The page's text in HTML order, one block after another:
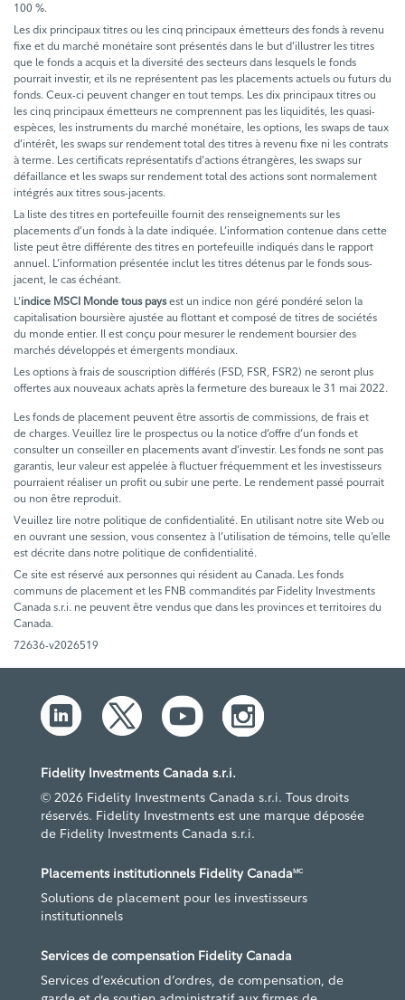
100 %.
Les dix principaux titres ou les cinq principaux émetteurs des fonds à revenu
fixe et du marché monétaire sont présentés dans le but d’illustrer les titres
que le fonds a acquis et la diversité des secteurs dans lesquels le fonds
pourrait investir, et ils ne représentent pas les placements actuels ou futurs du
fonds. Ceux-ci peuvent changer en tout temps. Les dix principaux titres ou
les cinq principaux émetteurs ne comprennent pas les liquidités, les quasi-
espèces, les instruments du marché monétaire, les options, les swaps de taux
d’intérêt, les swaps sur rendement total des titres à revenu fixe ni les contrats
à terme. Les certificats représentatifs d’actions étrangères, les swaps sur
défaillance et les swaps sur rendement total des actions sont normalement
intégrés aux titres sous-jacents.
La liste des titres en portefeuille fournit des renseignements sur les
placements d’un fonds à la date indiquée. L’information contenue dans cette
liste peut être différente des titres en portefeuille indiqués dans le rapport
annuel. L’information présentée inclut les titres détenus par le fonds sous-
jacent, le cas échéant.
L’indice MSCI Monde tous paysest un indice non géré pondéré selon la
capitalisation boursière ajustée au flottant et composé de titres de sociétés
du monde entier. Il est conçu pour mesurer le rendement boursier des
marchés développés et émergents mondiaux.
Les options à frais de souscription différés (FSD, FSR, FSR2) ne seront plus
offertes aux nouveaux achats après la fermeture des bureaux le 31 mai 2022.
Les fonds de placement peuvent être assortis de commissions, de frais et
de charges. Veuillez lire le prospectus ou la notice d’offre d’un fonds et
consulter un conseiller en placements avant d’investir. Les fonds ne sont pas
garantis, leur valeur est appelée à fluctuer fréquemment et les investisseurs
pourraient réaliser un profit ou subir une perte. Le rendement passé pourrait
ou non être reproduit.
Veuillez lire notre politique de confidentialité. En utilisant notre site Web ou
en ouvrant une session, vous consentez à l’utilisation de témoins, telle qu’elle
est décrite dans notre politique de confidentialité.
Ce site est réservé aux personnes qui résident au Canada. Les fonds
communs de placement et les FNB commandités par Fidelity Investments
Canada s.r.i. ne peuvent être vendus que dans les provinces et territoires du
Canada.
72636-v2026519
Fidelity Investments Canada s.r.i.
© 2026 Fidelity Investments Canada s.r.i. Tous droits
réservés. Fidelity Investments est une marque déposée
de Fidelity Investments Canada s.r.i.
Placements institutionnels Fidelity CanadaMC
Solutions de placement pour les investisseurs
institutionnels
Services de compensation Fidelity Canada
Services d’exécution d’ordres, de compensation, de